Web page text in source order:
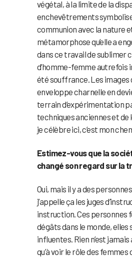
végétal, à la limite de la
enchevêtrements
communion avec la nature
métamorphose qu’elle a
dans ce travail de sublimer
d’homme-femme autrefois
été souffrance. Les images
enveloppe charnelle en
terrain d’expérimentation
techniques anciennes et de
je célèbre ici, c’est mon
Estimez-vous que la
changé son regard sur la
Oui, mais il y a des
j’appelle ça les juges
instruction. Ces personnes
dégâts dans le monde,
influentes. Rien n’est jamais
qu’à voir le rôle des femmes